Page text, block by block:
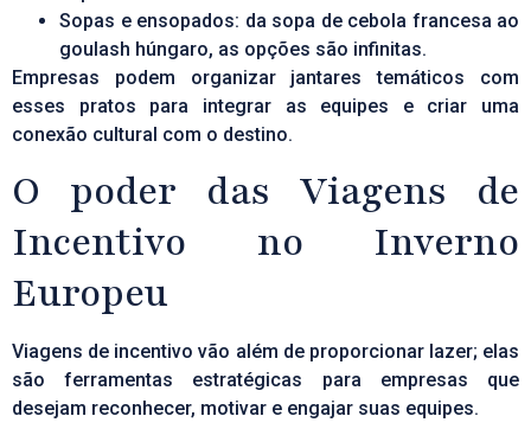
Sopas e ensopados: da sopa de cebola francesa ao
goulash húngaro, as opções são infinitas.
Empresas podem organizar jantares temáticos com
esses pratos para integrar as equipes e criar uma
conexão cultural com o destino.
O poder das Viagens de
Incentivo no Inverno
Europeu
Viagens de incentivo vão além de proporcionar lazer; elas
são ferramentas estratégicas para empresas que
desejam reconhecer, motivar e engajar suas equipes.